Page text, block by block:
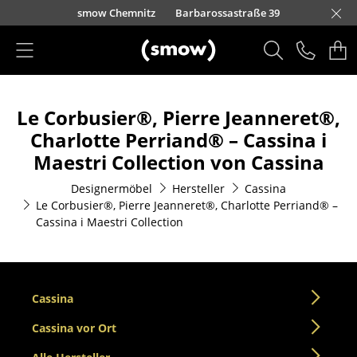
Direkt zum Inhalt
100
smow Chemnitz Barbarossastraße 39smow Düsseldorf
smow Essen
smow Frankfurt
smow Freiburg
smow Hamburg
smow Hannover
smow Kempten
smow Köln
smow Konstanz
smow Leipzig
smow Solothurn
smow Mainz
smow München
smow Nürnberg
smow Schwarzwald
smow Stuttgart
Sitzmöbel
Esszimmerstühle
Sessel
Le Corbusier®, Pierre Jeanneret®,
Charlotte Perriand® – Cassina i
Maestri Collection von Cassina
Designermöbel Hersteller
Cassina
Le Corbusier®, Pierre Jeanneret®, Charlotte Perriand® –
Cassina i Maestri Collection
Cassina
Cassina vor Ort